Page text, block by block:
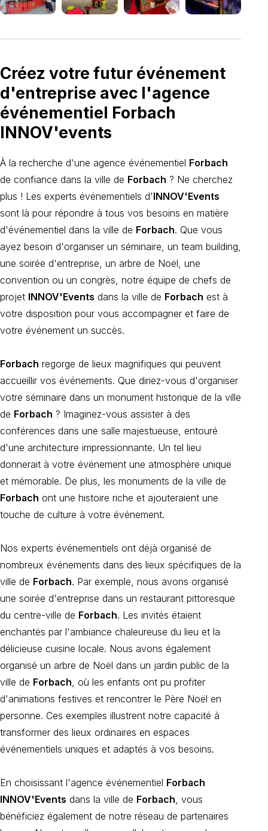
Créez votre futur événement
d'entreprise avec l'agence
événementiel Forbach
INNOV'events
À la recherche d'une agence événementiel Forbach
de confiance dans la ville de Forbach ? Ne cherchez
plus ! Les experts événementiels d'INNOV'Events
sont là pour répondre à tous vos besoins en matière
d'événementiel dans la ville de Forbach. Que vous
ayez besoin d'organiser un séminaire, un team building,
une soirée d'entreprise, un arbre de Noël, une
convention ou un congrès, notre équipe de chefs de
projet INNOV'Events dans la ville de Forbach est à
votre disposition pour vous accompagner et faire de
votre événement un succès.
Forbach regorge de lieux magnifiques qui peuvent
accueillir vos événements. Que diriez-vous d'organiser
votre séminaire dans un monument historique de la ville
de Forbach ? Imaginez-vous assister à des
conférences dans une salle majestueuse, entouré
d'une architecture impressionnante. Un tel lieu
donnerait à votre événement une atmosphère unique
et mémorable. De plus, les monuments de la ville de
Forbach ont une histoire riche et ajouteraient une
touche de culture à votre événement.
Nos experts événementiels ont déjà organisé de
nombreux événements dans des lieux spécifiques de la
ville de Forbach. Par exemple, nous avons organisé
une soirée d'entreprise dans un restaurant pittoresque
du centre-ville de Forbach. Les invités étaient
enchantés par l'ambiance chaleureuse du lieu et la
délicieuse cuisine locale. Nous avons également
organisé un arbre de Noël dans un jardin public de la
ville de Forbach, où les enfants ont pu profiter
d'animations festives et rencontrer le Père Noël en
personne. Ces exemples illustrent notre capacité à
transformer des lieux ordinaires en espaces
événementiels uniques et adaptés à vos besoins.
En choisissant l'agence événementiel Forbach
INNOV'Events dans la ville de Forbach, vous
bénéficiez également de notre réseau de partenaires